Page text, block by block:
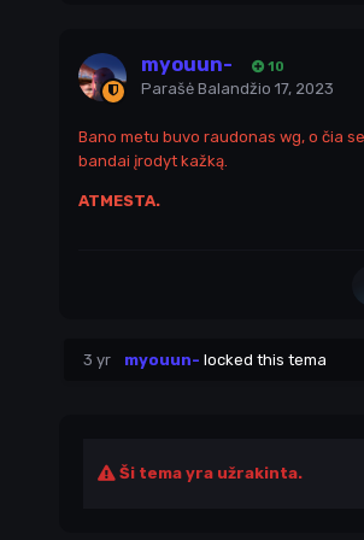
myouun- 10
Parašė Balandžio 17, 2023
Bano metu buvo raudonas wg, o čia
bandai įrodyt kažką.
ATMESTA.
3 yr myouun- locked this tema
Ši tema yra užrakinta.